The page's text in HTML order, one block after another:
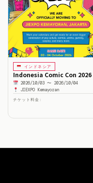
インドネシア
Indonesia Comic Con 2026
2026/10/03 〜 2026/10/04
JIEXPO Kemayoran
チケット料金: